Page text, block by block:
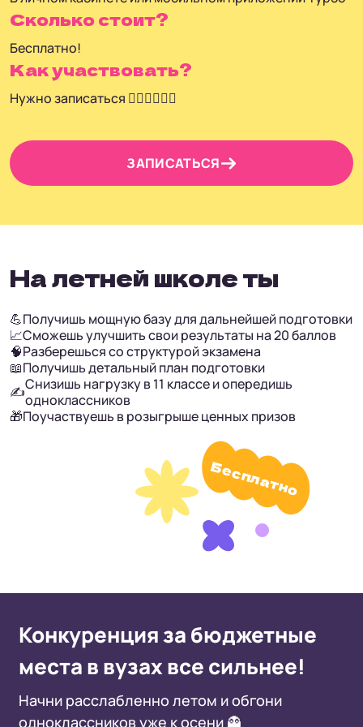
Сколько стоит?
Бесплатно!
Как участвовать?
Нужно записаться 👇🏼👇🏼👇🏼
ЗАПИСАТЬСЯ
На летней школе ты
💪Получишь мощную базу для дальнейшей подготовки
📈Сможешь улучшить свои результаты на 20 баллов
🧠Разберешься со структурой экзамена
📖Получишь детальный план подготовки
✍️Снизишь нагрузку в 11 классе и опередишь
одноклассников
🎁Поучаствуешь в розыгрыше ценных призов
Бесплатно
Конкуренция за бюджетные
места в вузах все сильнее!
Начни расслабленно летом и обгони
одноклассников уже к осени 👻